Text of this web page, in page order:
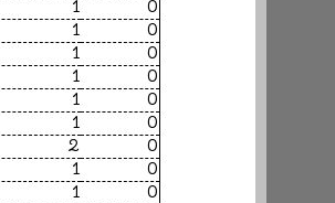
1
0
1
0
1
0
1
0
1
0
1
0
2
0
1
0
1
0